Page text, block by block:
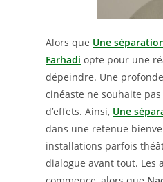
Alors que Une
Farhadi opte pour une
dépeindre. Une
cinéaste ne souhaite
d’effets. Ainsi, Une
dans une retenue
installations parfois
dialogue avant tout.